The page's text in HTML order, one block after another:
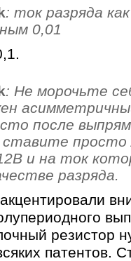
: ток разряда
0,01
: Не морочьте
после
ставите просто
и на ток
разряда.
резистор
патентов.